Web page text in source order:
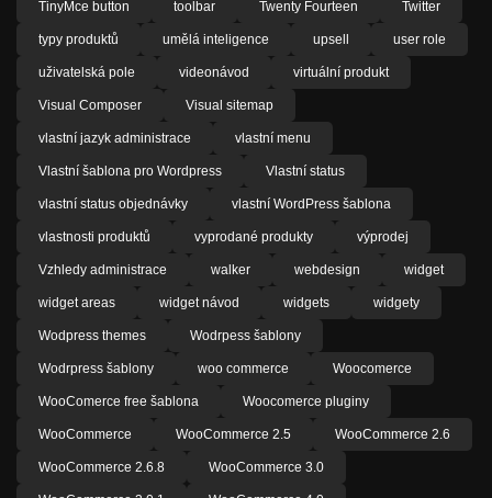
TinyMce button toolbar Twenty Fourteen Twitter
typy produktů umělá inteligence upsell user role
uživatelská pole videonávod virtuální produkt
Visual Composer Visual sitemap
vlastní jazyk administrace vlastní menu
Vlastní šablona pro Wordpress Vlastní status
vlastní status objednávky vlastní WordPress šablona
vlastnosti produktů vyprodané produkty výprodej
Vzhledy administrace walker webdesign widget
widget areas widget návod widgets widgety
Wodpress themes Wodrpess šablony
Wodrpress šablony woo commerce Woocomerce
WooComerce free šablona Woocomerce pluginy
WooCommerce WooCommerce 2.5 WooCommerce 2.6
WooCommerce 2.6.8 WooCommerce 3.0